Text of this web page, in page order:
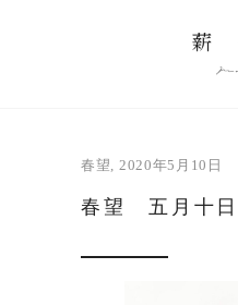
春望 2020年5月10日
春望 五月十日